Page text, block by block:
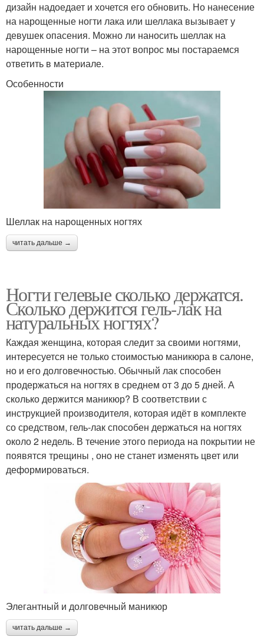
дизайн надоедает и хочется его обновить. Но нанесение
на нарощенные ногти лака или шеллака вызывает у
девушек опасения. Можно ли наносить шеллак на
нарощенные ногти – на этот вопрос мы постараемся
ответить в материале.
Особенности
Шеллак на нарощенных ногтях
читать дальше →
Ногти гелевые сколько держатся.
Сколько держится гель-лак на
натуральных ногтях?
Каждая женщина, которая следит за своими ногтями,
интересуется не только стоимостью маникюра в салоне,
но и его долговечностью. Обычный лак способен
продержаться на ногтях в среднем от 3 до 5 дней. А
сколько держится маникюр? В соответствии с
инструкцией производителя, которая идёт в комплекте
со средством, гель-лак способен держаться на ногтях
около 2 недель. В течение этого периода на покрытии не
появятся трещины , оно не станет изменять цвет или
деформироваться.
Элегантный и долговечный маникюр
читать дальше →